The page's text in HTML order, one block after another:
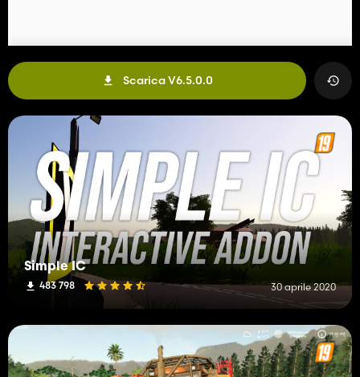
Scarica V6.5.0.0
Simple IC
483 798 30 aprile 2020